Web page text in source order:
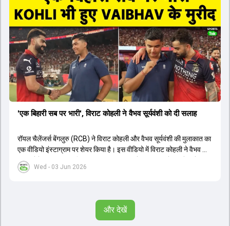
के आंकड़ों का भी विश्लेषण किया गया है।
Wed - 03 Jun 2026
'एक बिहारी सब पर भारी', विराट कोहली ने वैभव सूर्यवंशी को दी सलाह
रॉयल चैलेंजर्स बेंगलुरु (RCB) ने विराट कोहली और वैभव सूर्यवंशी की मुलाकात का
एक वीडियो इंस्टाग्राम पर शेयर किया है। इस वीडियो में विराट कोहली ने वैभव को
सलाह देते हुए कहा, 'एक बिहारी सब पर भारी। बस गेम खत्म।' कोहली ने उन्हें खुद
पर विश्वास रखने और नकारात्मक बातों पर ध्यान न देने की सलाह दी। आईपीएल
सीरीज खेलेंगे। वहीं, विराट कोहली लंदन रवाना हो गए हैं और अगली वनडे सीरीज में
और देखें